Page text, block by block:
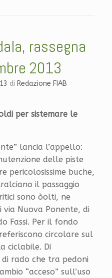
rassegna
2013
di Redazione FIAB
per sistemare le
lancia l’appello:
delle piste
pericolosissime buche,
il passaggio
sono òolti, ne
Nuova Ponente, di
Fassi. Per il fondo
circolare sul
ciclabile. Di
rado che tra pedoni
“acceso” sull’uso